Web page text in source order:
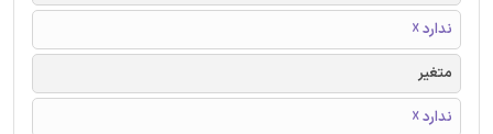
ندارد ☓
متغیر
ندارد ☓